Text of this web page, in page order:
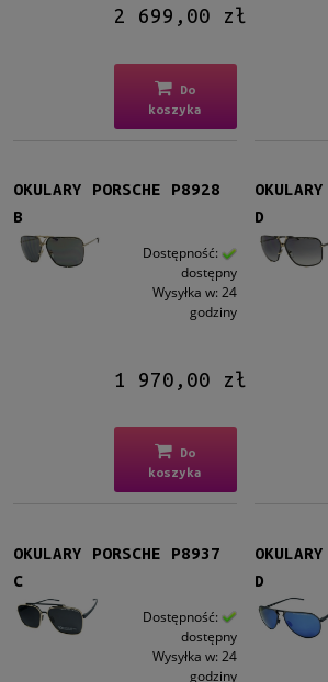
(23)
Filtruj
2 699,00 zł
Do
koszyka
OKULARY PORSCHE P8928
B
Dostępność:
dostępny
Wysyłka w: 24
godziny
1 970,00 zł
Do
koszyka
D
OKULARY PORSCHE P8937
C
Dostępność:
dostępny
Wysyłka w: 24
godziny
D